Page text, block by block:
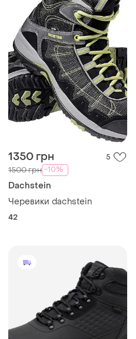
1350 грн 5
1500 грн -10%
Dachstein
Черевики dachstein
42